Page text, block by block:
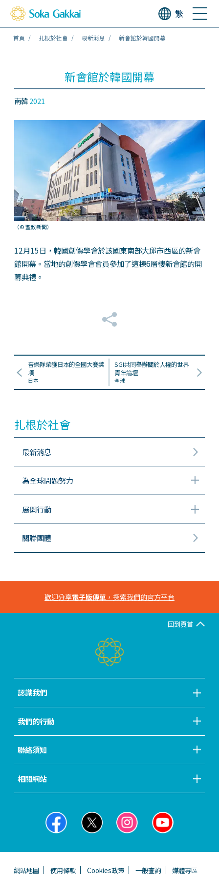
繁
首頁 扎根於社會 最新消息 新會館於韓國開幕
新會館於韓國開幕
南韓2021
（© 聖教新聞）
12月15日，韓國創價學會於該國東南部大邱市西區的新會
館開幕。當地的創價學會會員參加了這棟6層樓新會館的開
幕典禮。
音樂隊榮獲日本的全國大賽獎
項
日本
SGI共同舉辦關於人權的世界
青年論壇
全球
扎根於社會
最新消息
為全球問題努力
展開行動
關聯團體
歡迎分享電子版傳單 ，探索我們的官方平台
回到頁首
認識我們
我們的行動
聯絡須知
相關網站
網站地圖 使用條款 Cookies政策 一般查詢 媒體專區